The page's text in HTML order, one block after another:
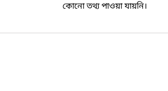
কোনো তথ্য পাওয়া যায়নি।